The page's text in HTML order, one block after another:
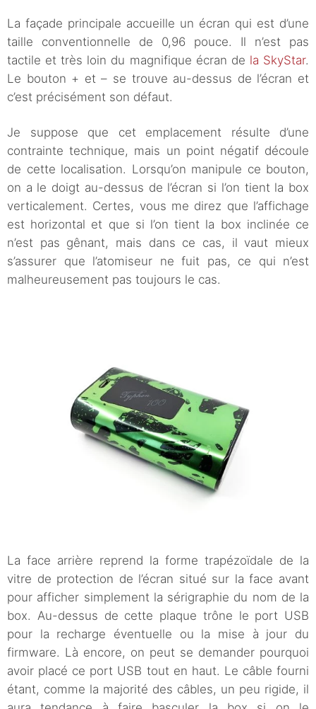
La façade principale accueille un écran qui est d’une
taille conventionnelle de 0,96 pouce. Il n’est pas
tactile et très loin du magnifique écran de la SkyStar.
Le bouton + et – se trouve au-dessus de l’écran et
c’est précisément son défaut.
Je suppose que cet emplacement résulte d’une
contrainte technique, mais un point négatif découle
de cette localisation. Lorsqu’on manipule ce bouton,
on a le doigt au-dessus de l’écran si l’on tient la box
verticalement. Certes, vous me direz que l’affichage
est horizontal et que si l’on tient la box inclinée ce
n’est pas gênant, mais dans ce cas, il vaut mieux
s’assurer que l’atomiseur ne fuit pas, ce qui n’est
malheureusement pas toujours le cas.
La face arrière reprend la forme trapézoïdale de la
vitre de protection de l’écran situé sur la face avant
pour afficher simplement la sérigraphie du nom de la
box. Au-dessus de cette plaque trône le port USB
pour la recharge éventuelle ou la mise à jour du
firmware. Là encore, on peut se demander pourquoi
avoir placé ce port USB tout en haut. Le câble fourni
étant, comme la majorité des câbles, un peu rigide, il